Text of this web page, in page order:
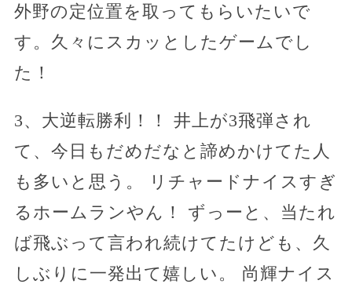
外野の定位置を取ってもらいたいで
す。久々にスカッとしたゲームでし
た！
3、大逆転勝利！！ 井上が3飛弾され
て、今日もだめだなと諦めかけてた人
も多いと思う。 リチャードナイスすぎ
るホームランやん！ ずっーと、当たれ
ば飛ぶって言われ続けてたけども、久
しぶりに一発出て嬉しい。 尚輝ナイス